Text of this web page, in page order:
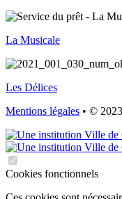
La Musicale
Les Délices
Mentions légales • ©
Cookies fonctionnels